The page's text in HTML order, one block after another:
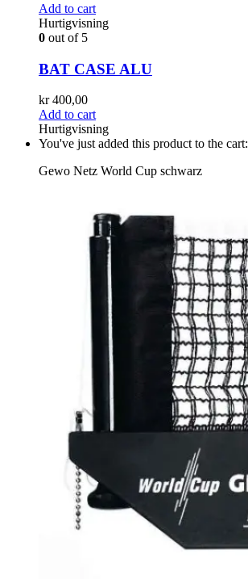
Add to cart
Hurtigvisning
0 out of 5
BAT CASE ALU
kr400,00
Add to cart
Hurtigvisning
You've just added this product to the cart:
Gewo Netz World Cup schwarz